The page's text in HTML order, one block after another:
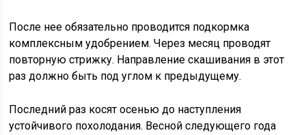
После нее обязательно проводится подкормка
комплексным удобрением. Через месяц проводят
повторную стрижку. Направление скашивания в этот
раз должно быть под углом к предыдущему.
Последний раз косят осенью до наступления
устойчивого похолодания. Весной следующего года